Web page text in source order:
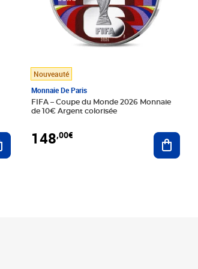
Ajouter au panier
Nouveauté
Monnaie De Paris
FIFA – Coupe du Monde 2026 Monnaie
de 10€ Argent colorisée
148,00€